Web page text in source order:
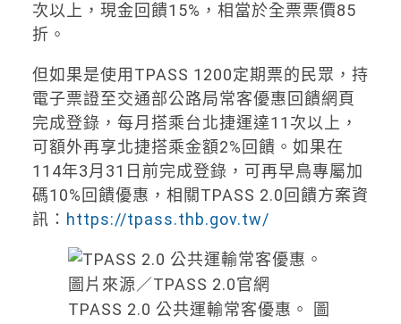
次以上，現金回饋15%，相當於全票票價85
折。
但如果是使用TPASS 1200定期票的民眾，持
電子票證至交通部公路局常客優惠回饋網頁
完成登錄，每月搭乘台北捷運達11次以上，
可額外再享北捷搭乘金額2%回饋。如果在
114年3月31日前完成登錄，可再早鳥專屬加
碼10%回饋優惠，相關TPASS 2.0回饋方案資
訊： https://tpass.thb.gov.tw/
TPASS 2.0 公共運輸常客優惠。 圖